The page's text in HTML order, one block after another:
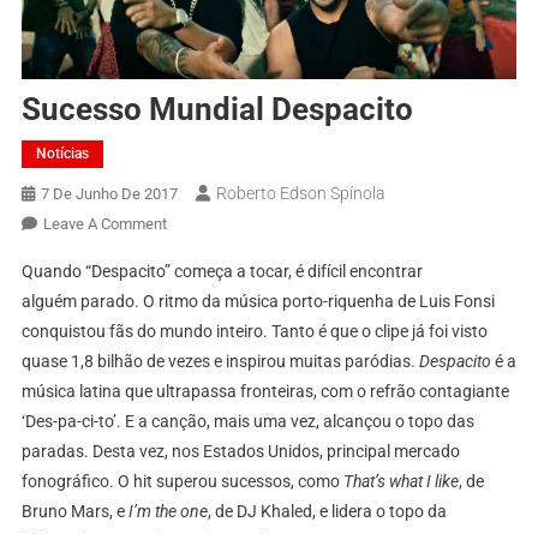
Sucesso Mundial Despacito
Notícias
7 De Junho De 2017 Roberto Edson Spínola
Leave A CommentOn
Mundial
Despacito
Quando “Despacito” começa a tocar, é difícil encontrar
alguém parado. O ritmo da música porto-riquenha de Luis Fonsi
conquistou fãs do mundo inteiro. Tanto é que o clipe já foi visto
quase 1,8 bilhão de vezes e inspirou muitas paródias. Despacito é a
música latina que ultrapassa fronteiras, com o refrão contagiante
‘Des-pa-ci-to’. E a canção, mais uma vez, alcançou o topo das
paradas. Desta vez, nos Estados Unidos, principal mercado
fonográfico. O hit superou sucessos, como That’s what I like, de
Bruno Mars, eI’m the one, de DJ Khaled, e lidera o topo da